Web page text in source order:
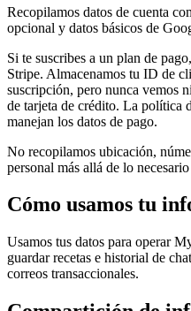
Recopilamos datos de cuenta
opcional y datos básicos de
Si te suscribes a un plan de
Stripe. Almacenamos tu ID de
suscripción, pero nunca vemos
de tarjeta de crédito. La política
manejan los datos de pago.
No recopilamos ubicación,
personal más allá de lo
Cómo usamos tu
Usamos tus datos para operar
guardar recetas e historial de
correos transaccionales.